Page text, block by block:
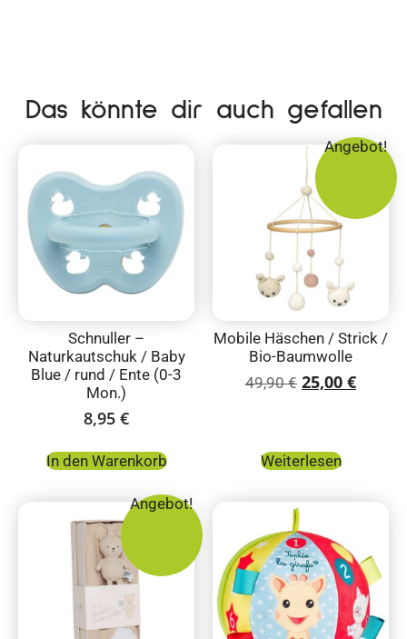
Das könnte dir auch gefallen
Schnuller –
Naturkautschuk / Baby
Blue / rund / Ente (0-3
Mon.)
8,95 €
In den Warenkorb
Angebot!
Mobile Häschen / Strick /
Bio-Baumwolle
49,90€ 25,00 €
Weiterlesen
Angebot!